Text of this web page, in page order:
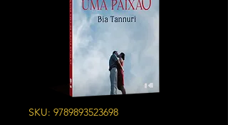
SKU: 9789893523698